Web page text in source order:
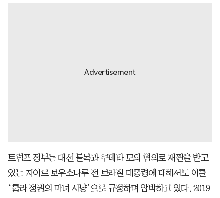
트럼프 정부는 대선 불복과 쿠데타 모의 혐의로 재판을 받고
있는 자이르 보우소나루 전 브라질 대통령에 대해서도 이를
‘룰라 정권의 마녀 사냥’으로 규정하며 압박하고 있다. 2019